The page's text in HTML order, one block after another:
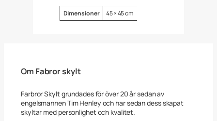
t
r
W
e
s
Attribut Värde
Dimensioner 45 × 45 cm
Om Fabror skylt
Farbror Skylt grundades för över 20 år sedan av
engelsmannen Tim Henley och har sedan dess skapat
skyltar med personlighet och kvalitet.